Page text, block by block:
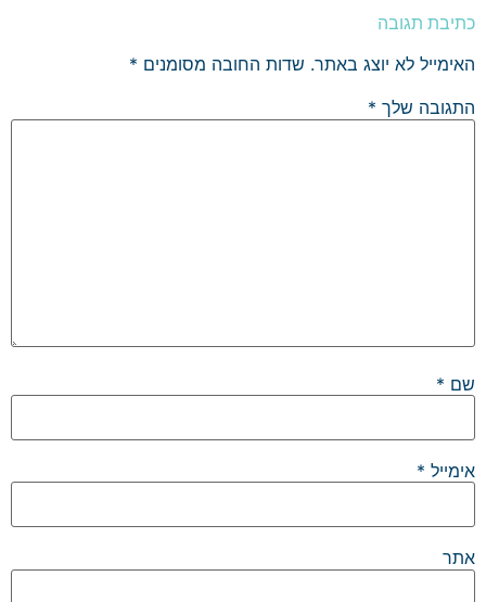
כתיבת תגובה
האימייל לא יוצג באתר. שדות החובה מסומנים *
התגובה שלך *
שם *
אימייל *
אתר